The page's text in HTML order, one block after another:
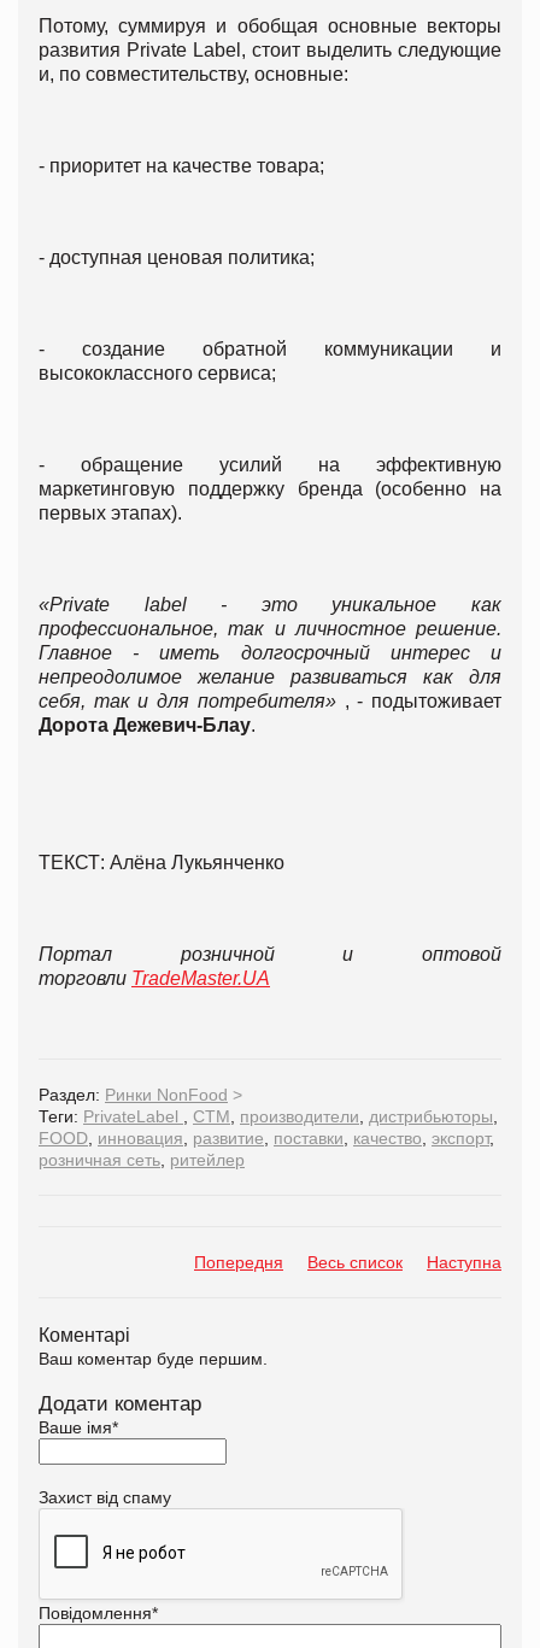
Потому, суммируя и обобщая основные векторы
развития Privatе Label, стоит выделить следующие
и, по совместительству, основные:
- приоритет на качестве товара;
- доступная ценовая политика;
- создание обратной коммуникации и
высококлассного сервиса;
- обращение усилий на эффективную
маркетинговую поддержку бренда (особенно на
первых этапах).
«Private label - это уникальное как
профессиональное, так и личностное решение.
Главное - иметь долгосрочный интерес и
непреодолимое желание развиваться как для
себя, так и для потребителя», - подытоживает
Дорота Дежевич-Блау.
ТЕКСТ: Алёна Лукьянченко
Портал розничной и оптовой
торговли TradeMaster.UA
Раздел: Ринки NonFood >
Теги: PrivateLabel , СТМ, производители, дистрибьюторы,
FOOD, инновация, развитие, поставки, качество, экспорт,
розничная сеть, ритейлер
Попередня Весь список Наступна
Коментарі
Ваш коментар буде першим.
Додати коментар
Ваше імя*
Захист від спаму
Повідомлення*